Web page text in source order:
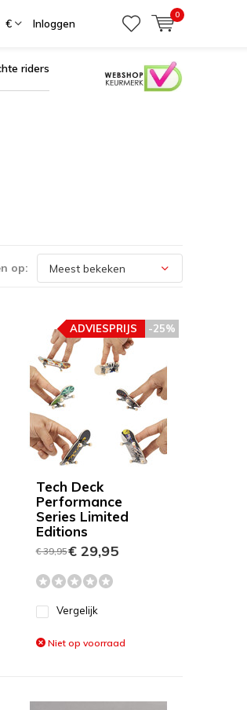
€ Inloggen
0
riders
op:
Tech Deck
Performance
Series Limited
Editions
-25%
ADVIESPRIJS
€ 39,95€ 29,95
Vergelijk
Niet op voorraad